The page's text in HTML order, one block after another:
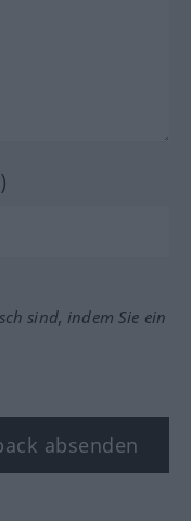
sind, indem Sie ein
absenden